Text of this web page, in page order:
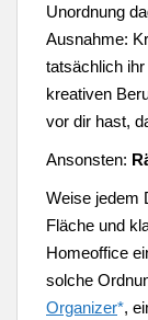
Unordnung
Ausnahme:
tatsächlich ihr
kreativen
vor dir hast,
Ansonsten:
Weise jedem
Fläche und
Homeoffice
solche
Organizer*,